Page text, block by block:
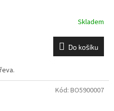
Skladem
Do košíku
Kód: BO5900007